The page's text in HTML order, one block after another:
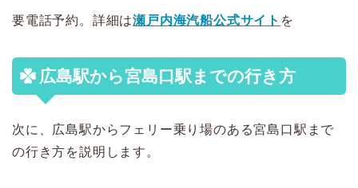
要電話予約。詳細は瀬戸内海汽船公式サイト を
広島駅から宮島口駅までの行き方
次に、広島駅からフェリー乗り場のある宮島口駅まで
の行き方を説明します。